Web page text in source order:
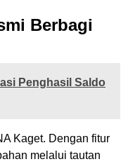
Berbagi
Penghasil Saldo
Kaget. Dengan fitur
melalui tautan